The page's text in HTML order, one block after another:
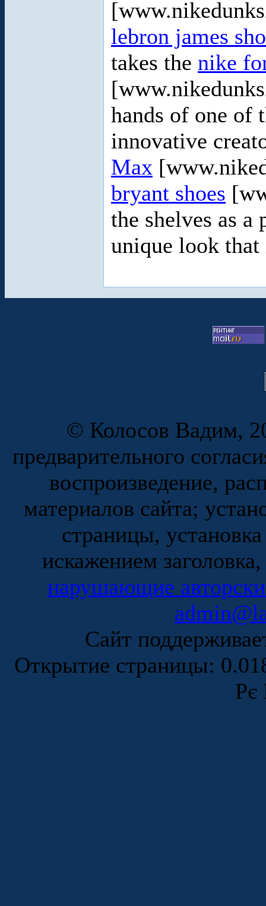
lebron james
takes the nike
hands of one of
innovative
Max
bryant shoes
the shelves as
unique look
© Колосов Вадим,
предварительного
воспроизведение,
материалов сайта;
страницы,
искажением
нарушающие
Сайт
Открытие страницы:
Рє